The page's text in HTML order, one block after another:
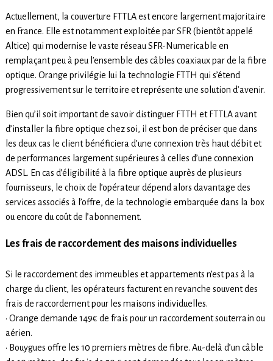
Actuellement, la couverture FTTLA est encore largement majoritaire
en France. Elle est notamment exploitée par SFR (bientôt appelé
Altice) qui modernise le vaste réseau SFR-Numericable en
remplaçant peu à peu l’ensemble des câbles coaxiaux par de la fibre
optique. Orange privilégie lui la technologie FTTH qui s’étend
progressivement sur le territoire et représente une solution d’avenir.
Bien qu’il soit important de savoir distinguer FTTH et FTTLA avant
d’installer la fibre optique chez soi, il est bon de préciser que dans
les deux cas le client bénéficiera d’une connexion très haut débit et
de performances largement supérieures à celles d’une connexion
ADSL. En cas d’éligibilité à la fibre optique auprès de plusieurs
fournisseurs, le choix de l’opérateur dépend alors davantage des
services associés à l’offre, de la technologie embarquée dans la box
ou encore du coût de l’abonnement.
Les frais de raccordement des maisons individuelles
Si le raccordement des immeubles et appartements n’est pas à la
charge du client, les opérateurs facturent en revanche souvent des
frais de raccordement pour les maisons individuelles.
• Orange demande 149€ de frais pour un raccordement souterrain ou
aérien.
• Bouygues offre les 10 premiers mètres de fibre. Au-delà d’un câble